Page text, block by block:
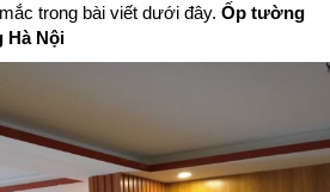
trong bài viết dưới đây. Ốp tường
Hà Nội